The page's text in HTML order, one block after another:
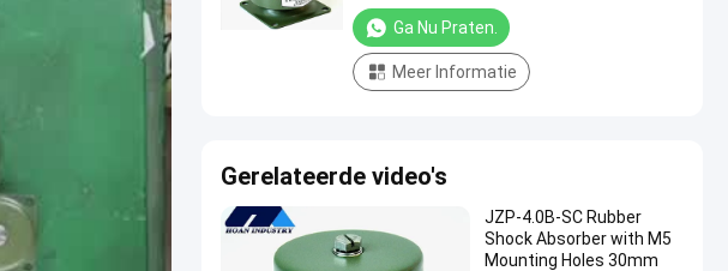
Ga Nu Praten.
Meer Informatie
Gerelateerde video's
JZP-4.0B-SC Rubber
Shock Absorber with M5
Mounting Holes 30mm